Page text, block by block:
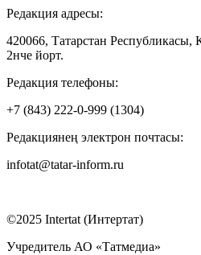
Редакция адресы:
420066, Татарстан Республикасы,
2нче йорт.
Редакция телефоны:
+7 (843) 222-0-999 (1304)
Редакциянең электрон почтасы:
infotat@tatar-inform.ru
©2025 Intertat (Интертат)
Учредитель АО «Татмедиа»